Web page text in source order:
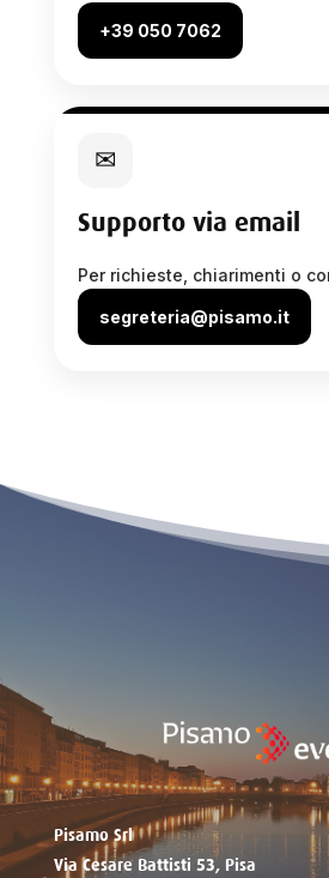
+39 050 7062
✉
Supporto via email
Per richieste, chiarimenti o
segreteria@pisamo.it
Pisamo Srl
Via Cesare Battisti 53, Pisa